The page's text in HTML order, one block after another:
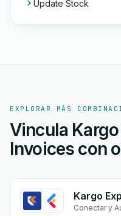
Update Stock
EXPLORAR MÁS
Vincula
Invoices con
Kargo
Conectar y